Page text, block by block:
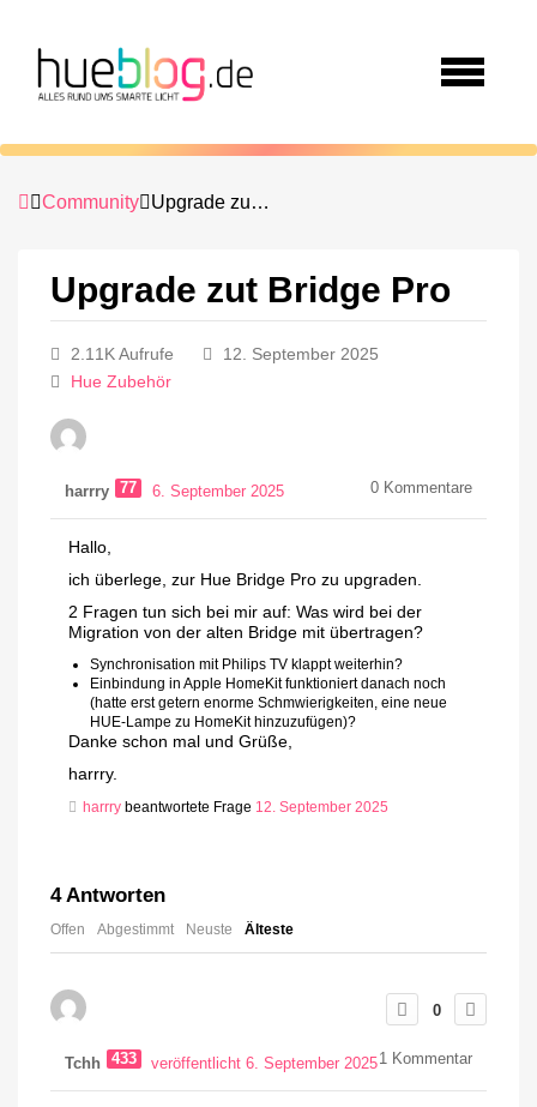
Community Upgrade zut Bridge Pro
Upgrade zut Bridge Pro
2.11K Aufrufe
12. September 2025
Hue Zubehör
harrry 77 6. September 2025 0 Kommentare
Hallo,
ich überlege, zur Hue Bridge Pro zu upgraden.
2 Fragen tun sich bei mir auf: Was wird bei der
Migration von der alten Bridge mit übertragen?
Synchronisation mit Philips TV klappt weiterhin?
Einbindung in Apple HomeKit funktioniert danach noch
(hatte erst getern enorme Schmwierigkeiten, eine neue
HUE-Lampe zu HomeKit hinzuzufügen)?
Danke schon mal und Grüße,
harrry.
harrry beantwortete Frage 12. September 2025
4Antworten
Offen Abgestimmt Neuste Älteste
0
Tchh 433 veröffentlicht 6. September 20251 Kommentar